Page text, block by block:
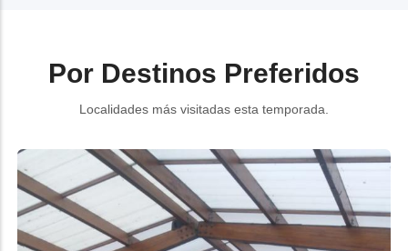
Por Destinos Preferidos
Localidades más visitadas esta temporada.